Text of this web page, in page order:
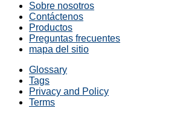
Sobre nosotros
Contáctenos
Productos
Preguntas frecuentes
mapa del sitio
Glossary
Tags
Privacy and Policy
Terms